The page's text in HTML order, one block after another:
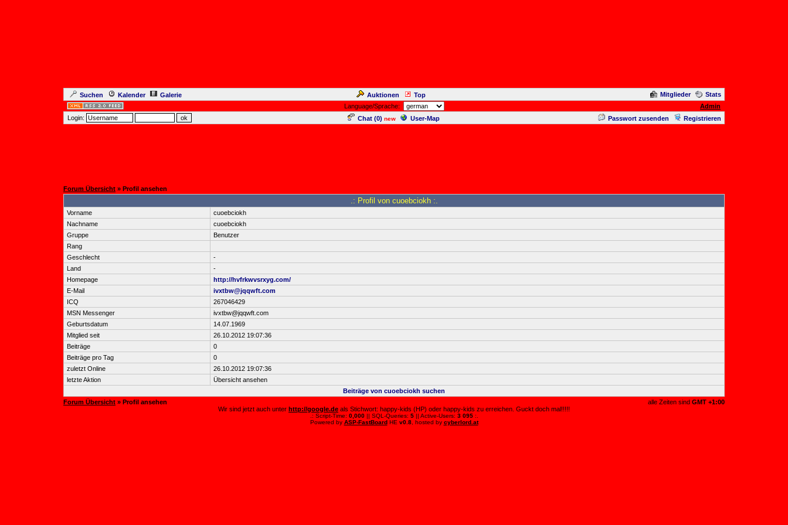
Suchen Kalender Galerie Auktionen Top Mitglieder
Stats
Language/Sprache:
Admin
Login:
Chat (0) new User-Map Passwort zusenden Registrieren
Forum Übersicht » Profil ansehen
.: Profil von cuoebciokh :.
Vorname
cuoebciokh
Nachname
cuoebciokh
Gruppe
Benutzer
Rang
Geschlecht
-
Land
-
Homepage
http://hvfrkwvsrxyg.com/
E-Mail
ivxtbw@jqqwft.com
ICQ
267046429
MSN Messenger
ivxtbw@jqqwft.com
Geburtsdatum
14.07.1969
Mitglied seit
26.10.2012 19:07:36
Beiträge
0
Beiträge pro Tag
0
zuletzt Online
26.10.2012 19:07:36
letzte Aktion
Übersicht ansehen
Beiträge von cuoebciokh suchen
Forum Übersicht » Profil ansehen alle Zeiten sind GMT +1:00
Wir sind jetzt auch unter http://google.de als Stichwort: happy-kids (HP) oder happy-kids zu erreichen. Guckt doch mal!!!!!
.: Script-Time: 0,000|| SQL-Queries: 5|| Active-Users: 3 095:.
Powered by ASP-FastBoardHE v0.8, hosted by cyberlord.at